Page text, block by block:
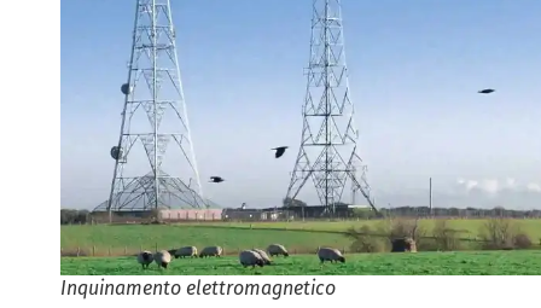
Inquinamento elettromagnetico